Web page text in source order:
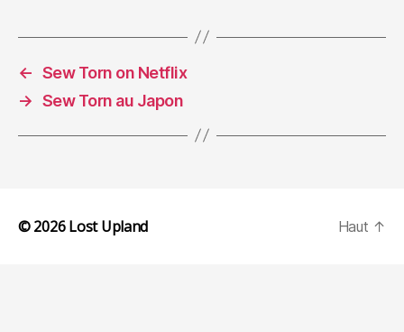
← Sew Torn on Netflix
→ Sew Torn au Japon
© 2026Lost Upland Haut ↑